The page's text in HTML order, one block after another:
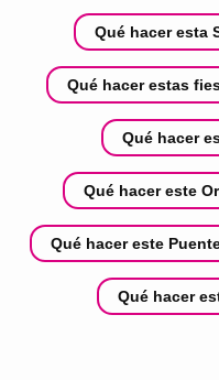
Qué hacer esta
Qué hacer estas
Qué hacer
Qué hacer este
Qué hacer este
Qué hacer